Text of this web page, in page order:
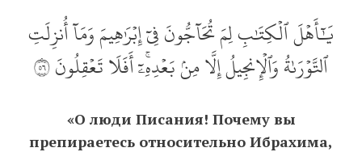
يَٰٓأَهۡلَ ٱلۡكِتَٰبِ لِمَ تُحَآجُّونَ فِيٓ إِبۡرَٰهِيمَ وَمَآ أُنزِلَتِ
ٱلتَّوۡرَىٰةُ وَٱلۡإِنجِيلُ إِلَّا مِنۢ بَعۡدِهِۦٓۚ أَفَلَا تَعۡقِلُونَ ٦٥
«О люди Писания! Почему вы
препираетесь относительно Ибрахима,